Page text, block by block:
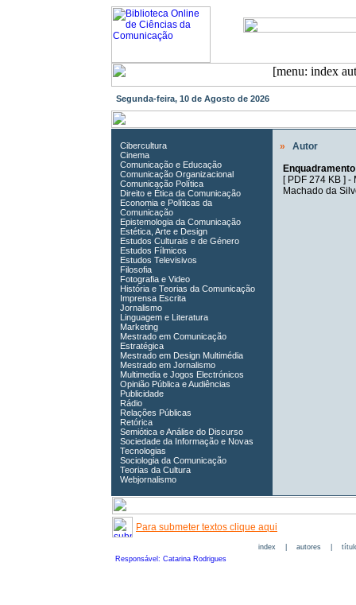
Segunda-feira, 10 de Agosto de 2026
Cibercultura
Cinema
Comunicação e Educação
Comunicação Organizacional
Comunicação Política
Direito e Ética da Comunicação
Economia e Políticas da
Comunicação
Epistemologia da Comunicação
Estética, Arte e Design
Estudos Culturais e de Género
Estudos Fílmicos
Estudos Televisivos
Filosofia
Fotografia e Video
História e Teorias da Comunicação
Imprensa Escrita
Jornalismo
Linguagem e Literatura
Marketing
Mestrado em Comunicação
Estratégica
Mestrado em Design Multimédia
Mestrado em Jornalismo
Multimedia e Jogos Electrónicos
Opinião Pública e Audiências
Publicidade
Rádio
Relações Públicas
Retórica
Semiótica e Análise do Discurso
Sociedade da Informação e Novas
Tecnologias
Sociologia da Comunicação
Teorias da Cultura
Webjornalismo
»
Autor
[ PDF 274 KB] -
Machado da
Para submeter textos clique aqui
index| autores|